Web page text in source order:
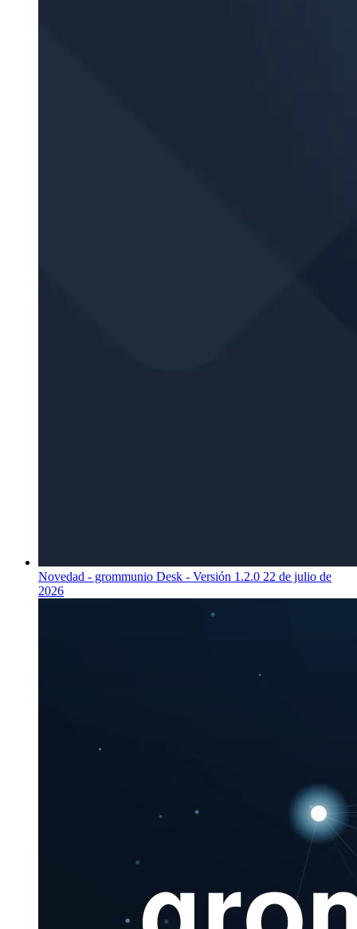
Novedad - grommunio Desk - Versión 1.2.0 22 de julio de
2026